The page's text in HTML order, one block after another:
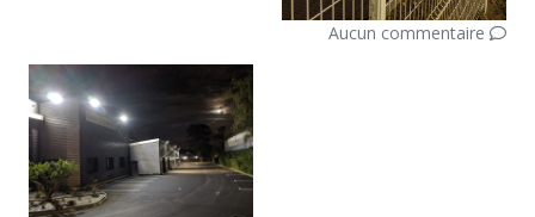
Aucun commentaire